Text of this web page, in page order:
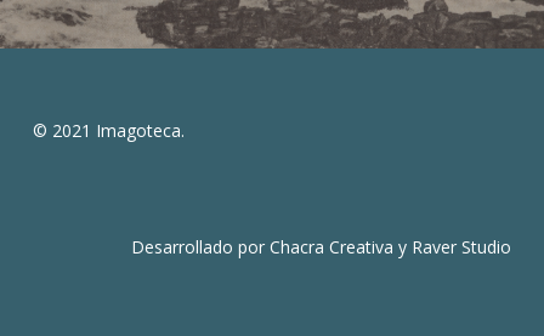
© 2021 Imagoteca.
Desarrollado porChacra Creativa y Raver Studio